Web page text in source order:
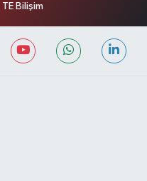
TE Bilişim